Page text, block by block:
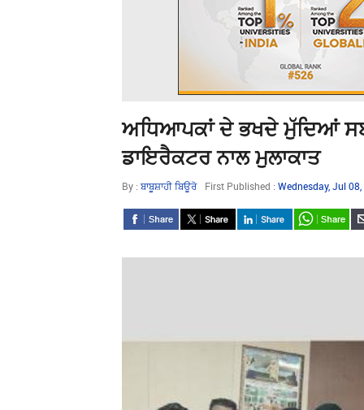
ਅਧਿਆਪਕਾਂ ਦੇ ਭਖਦੇ ਮੁੱਦਿਆਂ
ਡਾਇਰੈਕਟਰ ਨਾਲ ਮੁਲਾਕਾਤ
By : ਬਾਬੂਸ਼ਾਹੀ ਬਿਊਰੋ First Published : Wednesday, Jul